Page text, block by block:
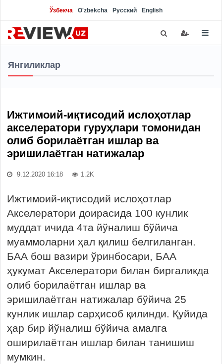
Ўзбекча O'zbekcha Русский English
Янгиликлар
Ижтимоий-иқтисодий ислоҳотлар
акселератори гуруҳлари томонидан
олиб борилаётган ишлар ва
эришилаётган натижалар
9.12.2020 16:18 1.2K
Ижтимоий-иқтисодий ислоҳотлар
Акселератори доирасида 100 кунлик
муддат ичида 4та йўналиш бўйича
муаммоларни ҳал қилиш белгиланган.
БАА бош вазири ўринбосари, БАА
ҳукумат Акселератори билан биргаликда
олиб борилаётган ишлар ва
эришилаётган натижалар бўйича 25
кунлик ишлар сарҳисоб қилинди. Қуйида
ҳар бир йўналиш бўйича амалга
оширилаётган ишлар билан танишиш
мумкин.